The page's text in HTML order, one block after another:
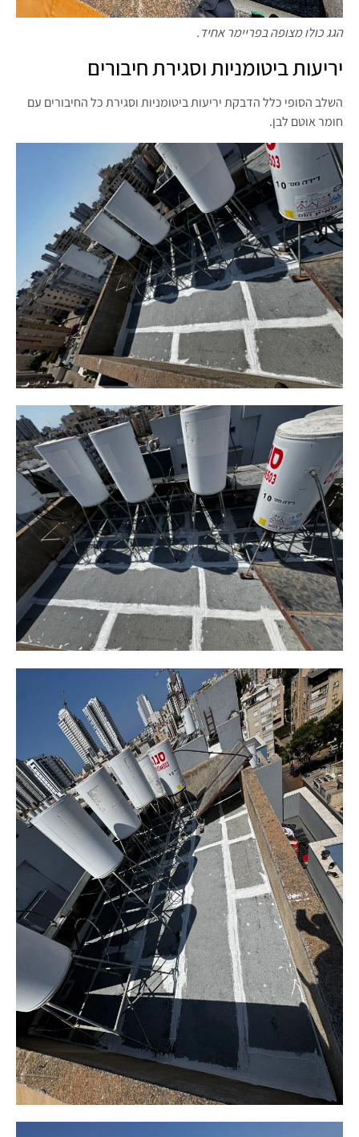
הגג כולו מצופה בפריימר אחיד.
יריעות ביטומניות וסגירת חיבורים
השלב הסופי כלל הדבקת יריעות ביטומניות וסגירת כל החיבורים עם
חומר אוטם לבן.